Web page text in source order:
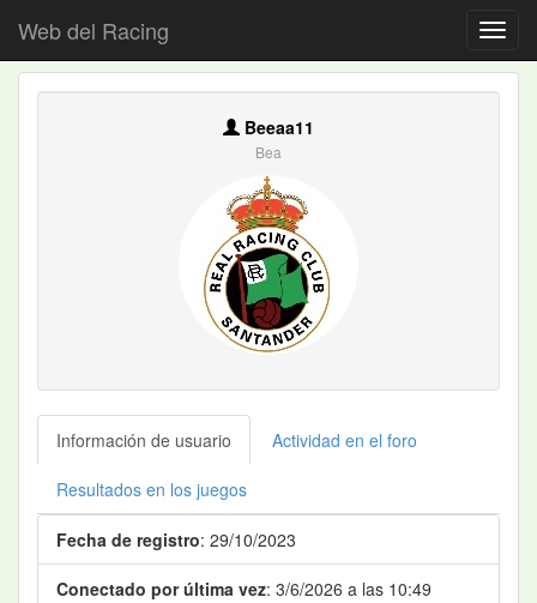
Web del Racing
Beeaa11
Bea
Información de usuario Actividad en el foro
Resultados en los juegos
Fecha de registro: 29/10/2023
Conectado por última vez: 3/6/2026 a las 10:49